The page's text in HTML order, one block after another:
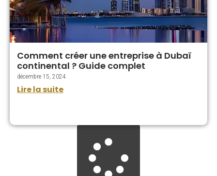
Comment créer une entreprise à Dubaï
continental ? Guide complet
décembre 15, 2024
Lire la suite